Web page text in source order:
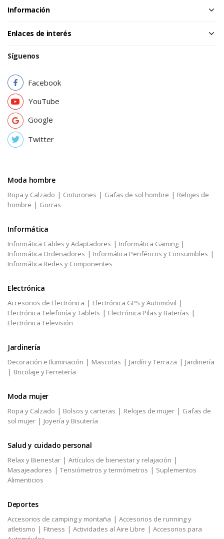
Información
Enlaces de interés
Síguenos
Facebook
YouTube
Google
Twitter
Moda hombre
Ropa y Calzado | Cinturones | Gafas de sol hombre | Relojes de
hombre | Gorras
Informática
Informática Cables y Adaptadores | Informática Gaming |
Informática Ordenadores | Informática Periféricos y Consumibles |
Informática Redes y Componentes
Electrónica
Accesorios de Electrónica | Electrónica GPS y Automóvil |
Electrónica Telefonía y Tablets | Electrónica Pilas y Baterías |
Electrónica Televisión
Jardinería
Decoración e Iluminación | Mascotas | Jardín y Terraza | Jardinería
| Bricolaje y Ferretería
Moda mujer
Ropa y Calzado | Bolsos y carteras | Relojes de mujer | Gafas de
sol mujer | Joyería y Bisutería
Salud y cuidado personal
Relax y Bienestar | Artículos de bienestar y relajación |
Masajeadores | Tensiómetros y termómetros | Suplementos
Alimenticios
Deportes
Accesorios de camping y montaña | Accesorios de running y
atletismo | Fitness | Actividades al Aire Libre | Accesorios para